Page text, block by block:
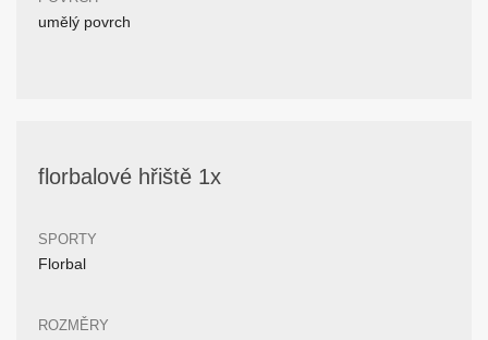
umělý povrch
florbalové hřiště 1x
SPORTY
Florbal
ROZMĚRY